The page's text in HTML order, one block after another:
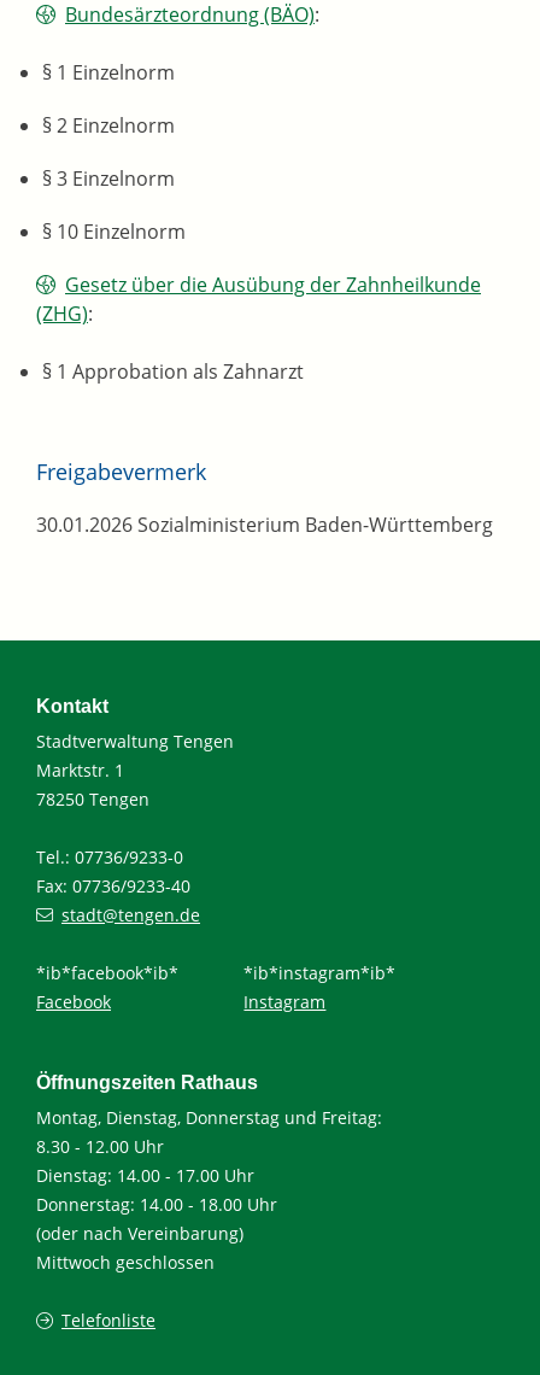
Bundesärzteordnung (BÄO):
§ 1 Einzelnorm
§ 2 Einzelnorm
§ 3 Einzelnorm
§ 10 Einzelnorm
Gesetz über die Ausübung der Zahnheilkunde
(ZHG):
§ 1 Approbation als Zahnarzt
Freigabevermerk
30.01.2026 Sozialministerium Baden-Württemberg
Kontakt
Stadtverwaltung Tengen
Marktstr. 1
78250 Tengen
Tel.: 07736/9233-0
Fax: 07736/9233-40
stadt@tengen.de
*ib*facebook*ib*
Facebook
*ib*instagram*ib*
Instagram
Öffnungszeiten Rathaus
Montag, Dienstag, Donnerstag und Freitag:
8.30 - 12.00 Uhr
Dienstag: 14.00 - 17.00 Uhr
Donnerstag: 14.00 - 18.00 Uhr
(oder nach Vereinbarung)
Mittwoch geschlossen
Telefonliste